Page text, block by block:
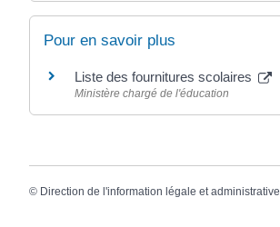
Pour en savoir plus
Liste des fournitures scolaires
Ministère chargé de l'éducation
© Direction de l'information légale et administrative